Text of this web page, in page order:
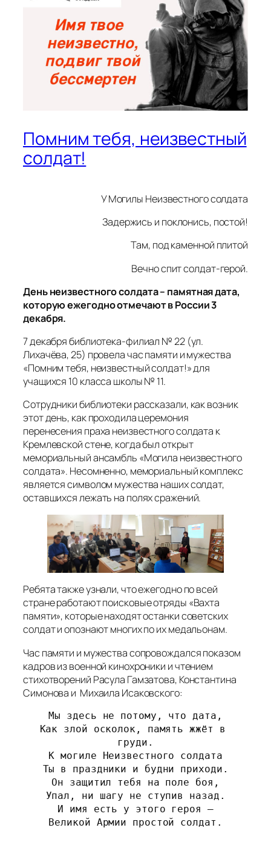
Помним тебя, неизвестный
солдат!
У Могилы Неизвестного солдата
Задержись и поклонись, постой!
Там, под каменной плитой
Вечно спит солдат-герой.
День неизвестного солдата – памятная дата,
которую ежегодно отмечают в России 3
декабря.
7 декабря библиотека-филиал № 22 (ул.
Лихачёва, 25) провела час памяти и мужества
«Помним тебя, неизвестный солдат!» для
учащихся 10 класса школы № 11.
Сотрудники библиотеки рассказали, как возник
этот день, как проходила церемония
перенесения праха неизвестного солдата к
Кремлевской стене, когда был открыт
мемориальный ансамбль «Могила неизвестного
солдата». Несомненно, мемориальный комплекс
является символом мужества наших солдат,
оставшихся лежать на полях сражений.
Ребята также узнали, что ежегодно по всей
стране работают поисковые отряды «Вахта
памяти», которые находят останки советских
солдат и опознают многих по их медальонам.
Час памяти и мужества сопровождался показом
кадров из военной кинохроники и чтением
стихотворений Расула Гамзатова, Константина
Симонова и Михаила Исаковского:
Мы здесь не потому, что дата,
Как злой осколок, память жжёт в
груди.
К могиле Неизвестного солдата
Ты в праздники и будни приходи.
Он защитил тебя на поле боя,
Упал, ни шагу не ступив назад.
И имя есть у этого героя –
Великой Армии простой солдат.